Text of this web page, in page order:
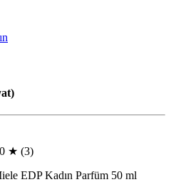
★ (3)
EDP Kadın Parfüm 50 ml